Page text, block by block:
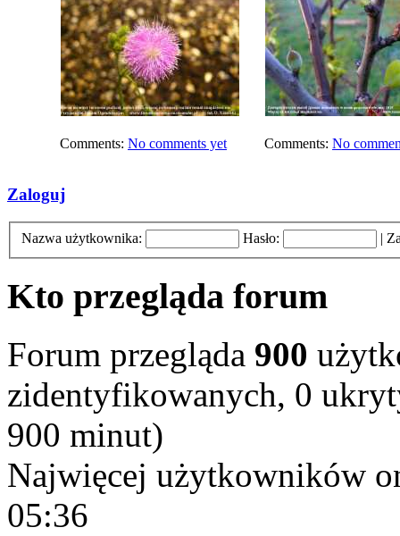
Comments: No comments yet Comments: No
Zaloguj
Nazwa użytkownika: Hasło: |
Kto przegląda forum
Forum przegląda 900
zidentyfikowanych, 0
900 minut)
Najwięcej użytkowników
05:36